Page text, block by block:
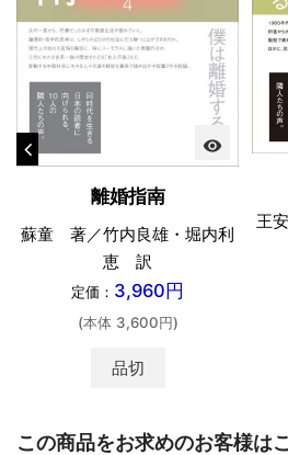
visibility
離婚指南
蘇童 著／竹内良雄・堀内利
恵 訳
定価： 3,960円
(本体 3,600円)
品切
王
この商品をお求めのお客様は